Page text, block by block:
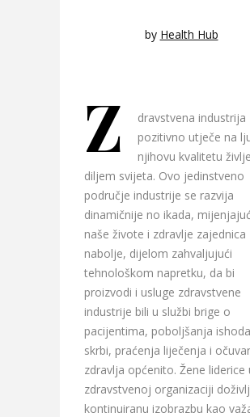
by Health Hub
Z
dravstvena industrija
pozitivno utječe na
njihovu kvalitetu
diljem svijeta. Ovo jedinstveno
područje industrije se razvija
dinamičnije no ikada,
naše živote i zdravlje zajednica
nabolje, dijelom zahvaljujući
tehnološkom napretku, da bi
proizvodi i usluge zdravstvene
industrije bili u službi brige o
pacijentima, poboljšanja ishoda
skrbi, praćenja liječenja i
zdravlja općenito. Žene liderice
zdravstvenoj organizaciji
kontinuiranu izobrazbu kao